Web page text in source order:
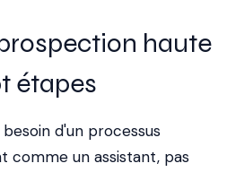
haute
étapes
d'un processus
comme un assistant, pas